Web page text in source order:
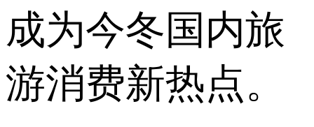
成为今冬国内旅
游消费新热点。